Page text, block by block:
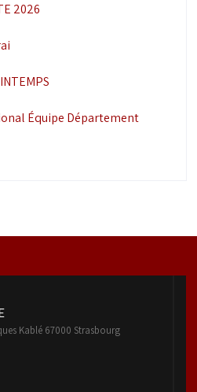
2026
Équipe Département
Kablé 67000 Strasbourg